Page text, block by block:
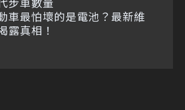
車最怕壞的是電池？最新維
露真相！